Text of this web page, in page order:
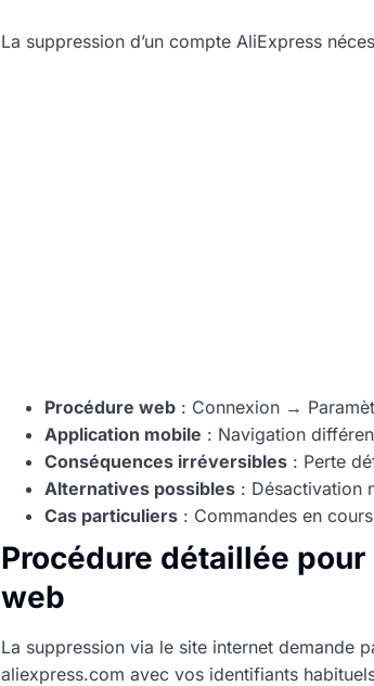
La suppression d’un compte AliExpress
Procédure web : Connexion →
Application mobile : Navigation
Conséquences irréversibles : Perte
Alternatives possibles : Désactivation
Cas particuliers : Commandes en
Procédure détaillée
web
La suppression via le site internet demande
aliexpress.com avec vos identifiants